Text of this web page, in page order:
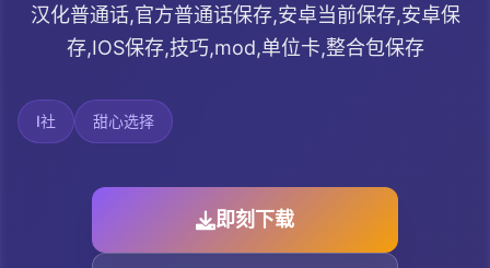
汉化普通话,官方普通话保存,安卓当前保存,安卓保
存,IOS保存,技巧,mod,单位卡,整合包保存
I社 甜心选择
即刻下载